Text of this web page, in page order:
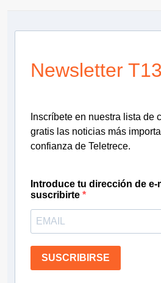
Newsletter T13
Inscríbete en nuestra lista de
gratis las noticias más
confianza de Teletrece.
Introduce tu dirección de e-
suscribirte
SUSCRIBIRSE